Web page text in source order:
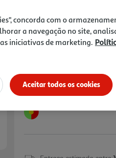
Next
7,99 €
Notas de preparação
concorda com o
a navegação no site,
iniciativas de marketing.
Aceitar todos os cookies